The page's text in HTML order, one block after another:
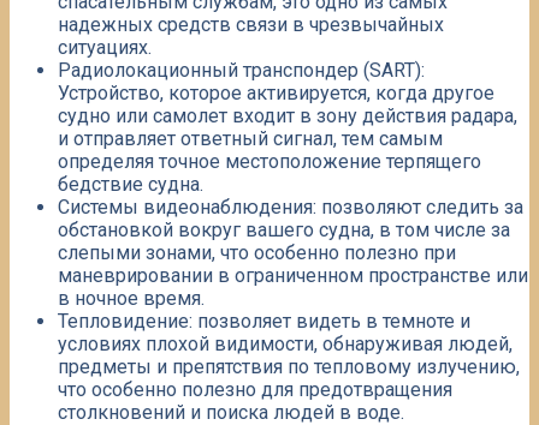
надежных средств связи в чрезвычайных
ситуациях.
Радиолокационный транспондер (SART):
Устройство, которое активируется, когда другое
судно или самолет входит в зону действия радара,
и отправляет ответный сигнал, тем самым
определяя точное местоположение терпящего
бедствие судна.
Системы видеонаблюдения: позволяют следить за
обстановкой вокруг вашего судна, в том числе за
слепыми зонами, что особенно полезно при
маневрировании в ограниченном пространстве или
в ночное время.
Тепловидение: позволяет видеть в темноте и
условиях плохой видимости, обнаруживая людей,
предметы и препятствия по тепловому излучению,
что особенно полезно для предотвращения
столкновений и поиска людей в воде.